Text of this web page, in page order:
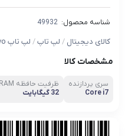
شناسه محصول: 49932
کالای دیجیتال / لپ تاپ/ لپ تاپ lenovo
مشخصات کالا
سری پردازنده
Core i7
ظرفیت حافظه RAM
32 گیگابایت